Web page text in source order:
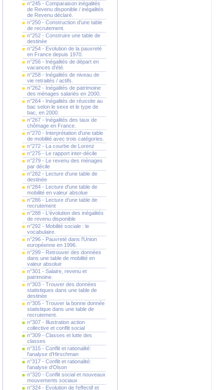
n°245 - Comparaison inégalités
de Revenu disponible / inégalités
de Revenu déclaré.
n°250 - Construction d'une table
de recrutement.
n°252 - Construire une table de
destinée
n°254 - Evolution de la pauvreté
en France depuis 1970.
n°256 - Inégalités de départ en
vacances d'été.
n°258 - Inégalités de niveau de
vie retraités / actifs.
n°262 - Inégalités de patrimoine
des ménages salariés en 2000.
n°264 - Inégalités de réussite au
bac selon le sexe et le type de
bac, en 2000.
n°267 - Inégalités des taux de
chômage en France.
n°270 - Interprétation d'une table
de mobilité avec trois catégories.
n°272 - La courbe de Lorenz
n°275 - Le rapport inter-décile
n°279 - Le revenu des ménages
par décile
n°282 - Lecture d'une table de
destinée
n°284 - Lecture d'une table de
mobilité en valeur absolue
n°286 - Lecture d'une table de
recrutement
n°288 - L'évolution des inégalités
de revenu disponible
n°292 - Mobilité sociale : le
vocabulaire.
n°296 - Pauvreté dans l'Union
européenne en 1996.
n°299 - Retrouver des données
dans une table de mobilité en
valeur absolue
n°301 - Salaire, revenu et
patrimoine.
n°303 - Trouver des données
statistiques dans une table de
destinée
n°305 - Trouver la bonne donnée
statistique dans une table de
recrutement.
n°307 - Illustration action
collective et conflit social
n°309 - Classes et lutte des
classes
n°315 - Conflit et rationalité:
l'analyse d'Hirschman
n°317 - Conflit et rationalité:
l'analyse d'Olson
n°320 - Conflit social et nouveaux
mouvements sociaux
n°324 - Evolution de l'effectif et